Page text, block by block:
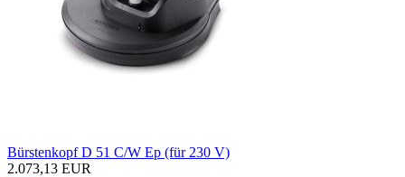
Bürstenkopf D 51 C/W Ep (für 230 V)
2.073,13 EUR